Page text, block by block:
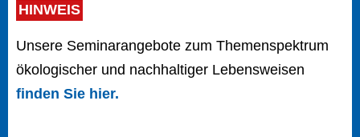
HINWEIS
Unsere Seminarangebote zum Themenspektrum
ökologischer und nachhaltiger Lebensweisen
finden Sie hier.